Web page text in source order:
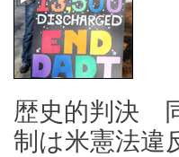
歴史的判決
制は米憲法違